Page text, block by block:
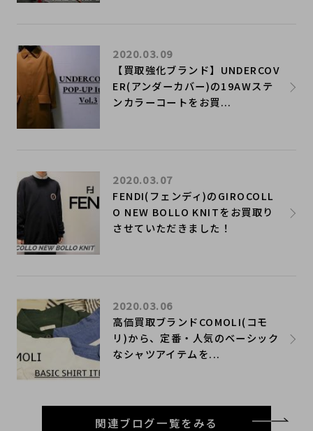
【買取強化ブランド】UNDERCOV
ER(アンダーカバー)の19AWステ
ンカラーコートをお買...
2020.03.09
FENDI(フェンディ)のGIROCOLL
O NEW BOLLO KNITをお買取り
させていただきました！
2020.03.07
高価買取ブランドCOMOLI(コモ
リ)から、定番・人気のベーシック
なシャツアイテムを...
2020.03.06
関連ブログ一覧をみる